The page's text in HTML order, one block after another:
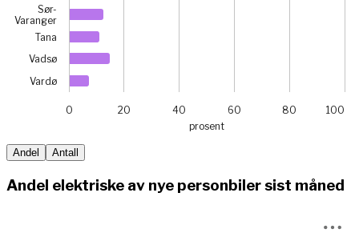
prosent
Sør-
Varanger
Tana
Vadsø
Vardø
0 20 40 60 80 100
End of interactive chart.
Andel Antall
Andel elektriske av nye personbiler sist måned